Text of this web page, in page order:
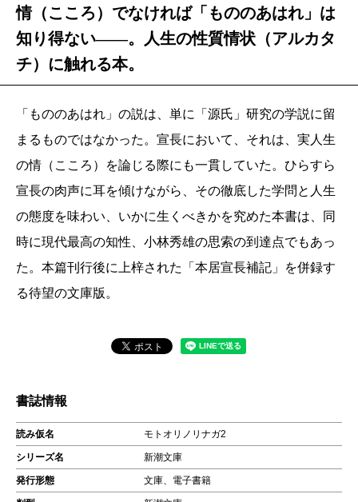
情（こころ）でなければ「もののあはれ」は
知り得ない――。人生の性質情状（アルカタ
チ）に触れる本。
「もののあはれ」の説は、単に「源氏」研究の学説に留
まるものではなかった。宣長において、それは、実人生
の情（こころ）を論じる際にも一貫していた。ひらすら
宣長の肉声に耳を傾けながら、その徹底した学問と人生
の態度を味わい、いかに生くべきかを究めた本書は、同
時に現代最高の知性、小林秀雄の思索の到達点でもあっ
た。本篇刊行後に上梓された「本居宣長補記」を併録す
る待望の文庫版。
書誌情報
読み仮名 モトオリノリナガ2
シリーズ名 新潮文庫
発行形態 文庫、電子書籍